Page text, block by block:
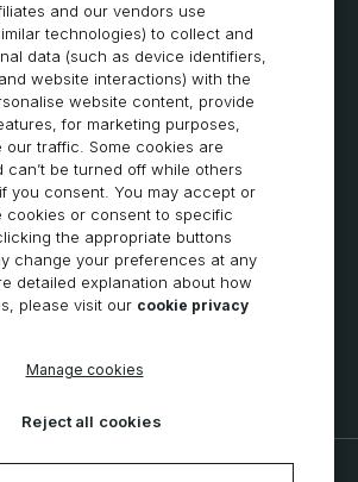
and our vendors use
technologies) to collect and
data (such as device identifiers,
website interactions) with the
website content, provide
for marketing purposes,
our traffic. Some cookies are
can’t be turned off while others
you consent. You may accept or
cookies or consent to specific
the appropriate buttons
change your preferences at any
detailed explanation about how
please visit our cookie privacy
Manage cookies
Reject all cookies